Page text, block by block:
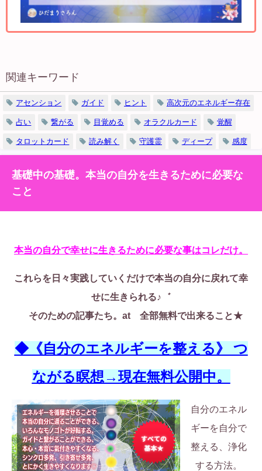
関連キーワード
アセンション ガイド ヒント 高次元のエネルギー存在
占い 繋がる 目覚める オラクルカード 覚醒
タロットカード 読み解く 守護霊 ディープ 感度
基礎中の基礎。本当の自分を生きるために必要な
こと
本当の自分で幸せに生きるために必要な事はコレだけ。
これらを日々実践していくだけで本当の自分に戻れて幸
せに生きられる♪゛
そのための記事たち。at 全部無料で出来ること★
◆《自分のエネルギーを整える》 つ
ながる瞑想→現在無料公開中。
自分のエネル
ギーを自分で
整える、浄化
する方法。